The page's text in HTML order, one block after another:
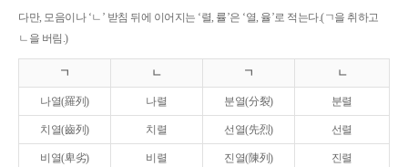
다만, 모음이나 ‘ㄴ’ 받침 뒤에 이어지는 ‘렬, 률’은 ‘열, 율’로 적는다.(ㄱ을 취하고
ㄴ을 버림.)
ㄱ ㄴ ㄱ ㄴ
나열(羅列) 나렬 분열(分裂) 분렬
치열(齒列) 치렬 선열(先烈) 선렬
비열(卑劣) 비렬 진열(陳列) 진렬